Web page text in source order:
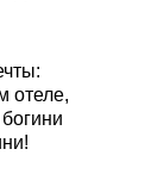
отеле,